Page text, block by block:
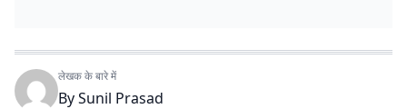
लेखक के बारे में
BySunil Prasad